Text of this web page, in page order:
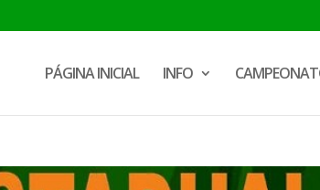
PÁGINA INICIAL INFO